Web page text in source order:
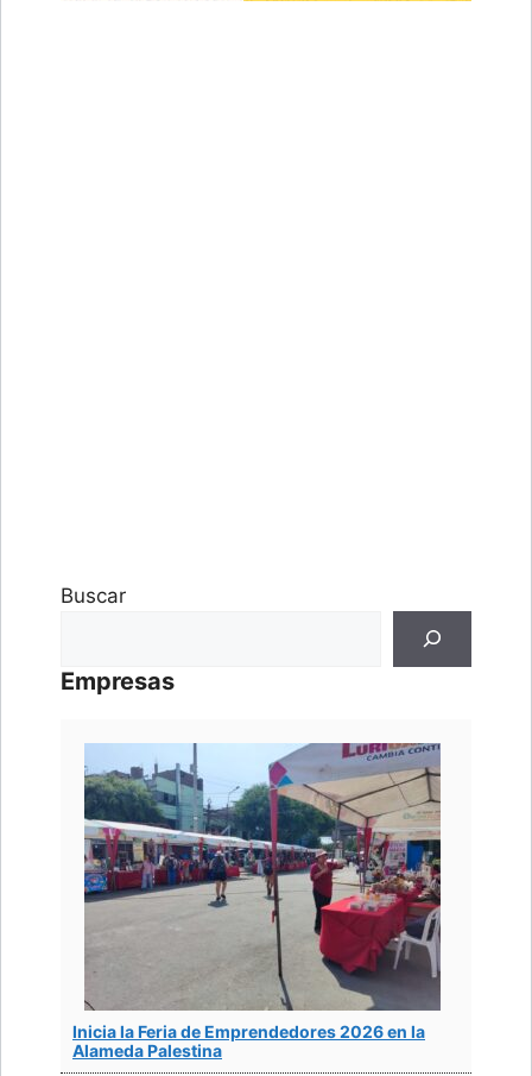
Buscar
Empresas
Inicia la Feria de Emprendedores 2026 en la
Alameda Palestina